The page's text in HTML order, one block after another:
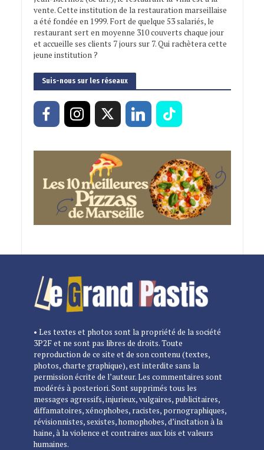
vente. Cette institution de la restauration marseillaise
a été fondée en 1999. Fort de quelque 53 salariés, le
restaurant sert en moyenne 310 couverts chaque jour
et accueille ses clients 7 jours sur 7. Qui rachètera cette
jeune institution ?
Suis-nous sur les réseaux
• Les textes et photos sont la propriété de la société
3P2F et ne sont pas libres de droits. Toute
reproduction de ce site et de son contenu (textes,
photos, charte graphique), est interdite sans la
permission écrite de l’auteur. Les commentaires sont
modérés à posteriori. Sont supprimés tous les
messages agressifs, injurieux, vulgaires, publicitaires,
diffamatoires, xénophobes, racistes, pornographiques,
révisionnistes, sexistes, homophobes, d’incitation à la
haine, à la violence et contraires aux lois et valeurs
humaines.